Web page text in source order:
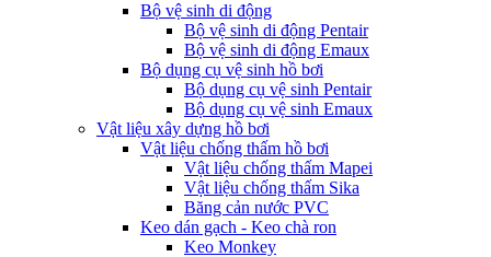
Bộ vệ sinh di động
Bộ vệ sinh di động Pentair
Bộ vệ sinh di động Emaux
Bộ dụng cụ vệ sinh hồ bơi
Bộ dụng cụ vệ sinh Pentair
Bộ dụng cụ vệ sinh Emaux
Vật liệu xây dựng hồ bơi
Vật liệu chống thấm hồ bơi
Vật liệu chống thấm Mapei
Vật liệu chống thấm Sika
Băng cản nước PVC
Keo dán gạch - Keo chà ron
Keo Monkey